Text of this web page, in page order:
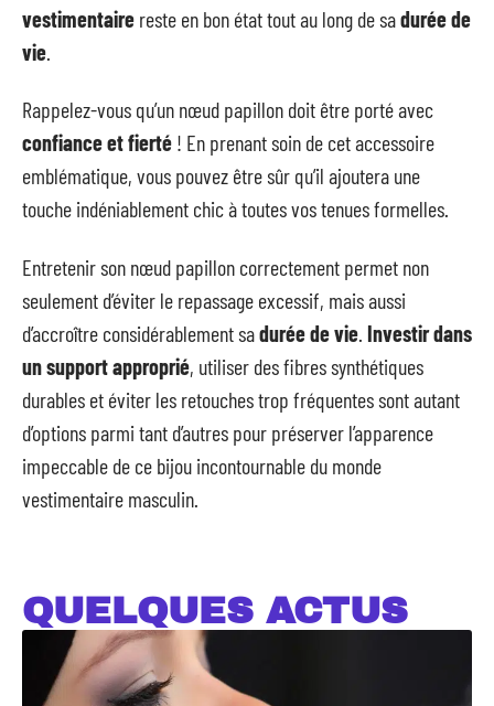
vestimentaire reste en bon état tout au long de sadurée de
vie
Rappelez-vous qu’un nœud papillon doit être porté avec
confiance et fierté ! En prenant soin de cet accessoire
emblématique, vous pouvez être sûr qu’il ajoutera une
touche indéniablement chic à toutes vos tenues formelles.
Entretenir son nœud papillon correctement permet non
seulement d’éviter le repassage excessif, mais aussi
d’accroître considérablement sadurée de vie Investir dans
un support approprié, utiliser des fibres synthétiques
durables et éviter les retouches trop fréquentes sont autant
d’options parmi tant d’autres pour préserver l’apparence
impeccable de ce bijou incontournable du monde
vestimentaire masculin.
QUELQUES ACTUS